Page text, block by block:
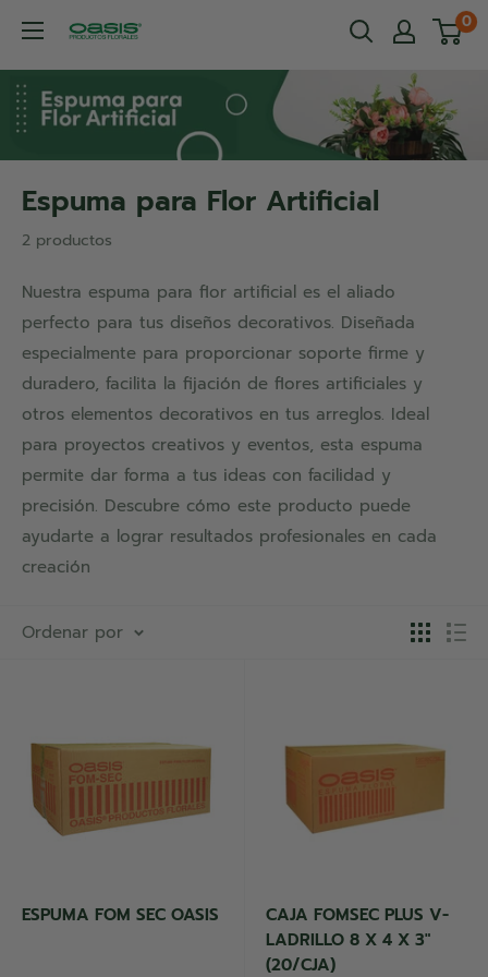
directamente
al
contenido
OASIS®
Productos
Florales
0
Espuma para Flor Artificial
2 productos
Nuestra espuma para flor artificial es el aliado
perfecto para tus diseños decorativos. Diseñada
especialmente para proporcionar soporte firme y
duradero, facilita la fijación de flores artificiales y
otros elementos decorativos en tus arreglos. Ideal
para proyectos creativos y eventos, esta espuma
permite dar forma a tus ideas con facilidad y
precisión. Descubre cómo este producto puede
ayudarte a lograr resultados profesionales en cada
creación
Ordenar por
ESPUMA FOM SEC OASIS
CAJA FOMSEC PLUS V-
LADRILLO 8 X 4 X 3"
(20/CJA)